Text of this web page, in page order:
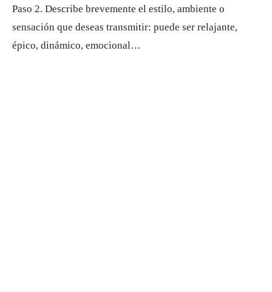
Paso 2. Describe brevemente el estilo, ambiente o
sensación que deseas transmitir: puede ser relajante,
épico, dinámico, emocional…